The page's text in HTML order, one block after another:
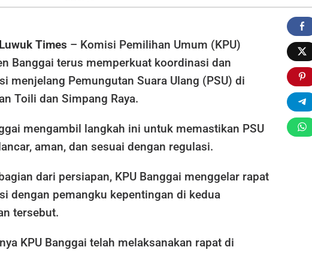
Times – Komisi Pemilihan Umum (KPU)
Banggai terus memperkuat koordinasi dan
menjelang Pemungutan Suara Ulang (PSU) di
Toili dan Simpang Raya.
mengambil langkah ini untuk memastikan PSU
aman, dan sesuai dengan regulasi.
dari persiapan, KPU Banggai menggelar rapat
dengan pemangku kepentingan di kedua
tersebut.
KPU Banggai telah melaksanakan rapat di